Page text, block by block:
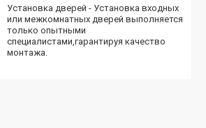
Установка дверей - Установка входных
или межкомнатных дверей выполняется
только опытными
специалистами,гарантируя качество
монтажа.